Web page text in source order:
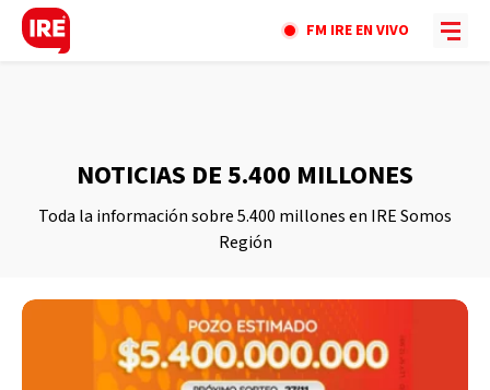
FM IRE EN VIVO
NOTICIAS DE 5.400 MILLONES
Toda la información sobre 5.400 millones en IRE Somos
Región